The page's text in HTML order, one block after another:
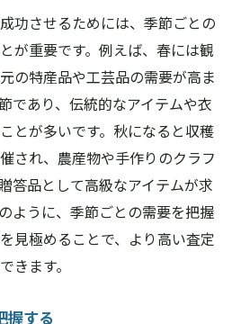
功させるためには、季節ごとの
が重要です。例えば、春には観
の特産品や工芸品の需要が高ま
であり、伝統的なアイテムや衣
とが多いです。秋になると収穫
され、農産物や手作りのクラフ
答品として高級なアイテムが求
ように、季節ごとの需要を把握
見極めることで、より高い査定
きます。
握する